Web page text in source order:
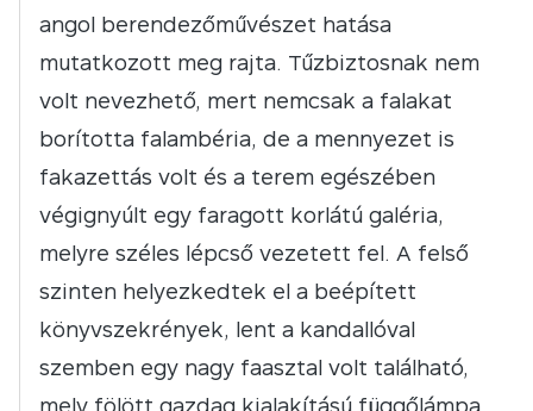
angol berendezőművészet hatása
mutatkozott meg rajta. Tűzbiztosnak nem
volt nevezhető, mert nemcsak a falakat
borította falambéria, de a mennyezet is
fakazettás volt és a terem egészében
végignyúlt egy faragott korlátú galéria,
melyre széles lépcső vezetett fel. A felső
szinten helyezkedtek el a beépített
könyvszekrények, lent a kandallóval
szemben egy nagy faasztal volt található,
mely fölött gazdag kialakítású függőlámpa